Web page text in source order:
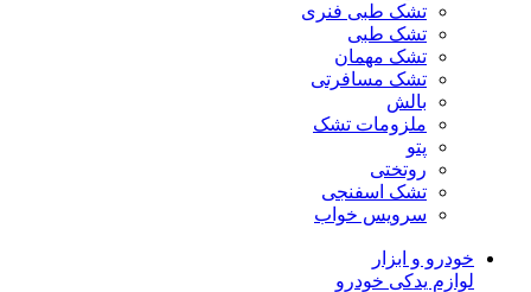
تشک طبی فنری
تشک طبی
تشک مهمان
تشک مسافرتی
بالش
ملزومات تشک
پتو
روتختی
تشک اسفنجی
سرویس خواب
خودرو و ابزار
لوازم یدکی خودرو